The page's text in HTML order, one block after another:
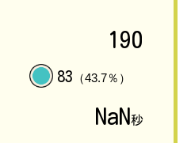
190
83 （43.7％）
NaN秒